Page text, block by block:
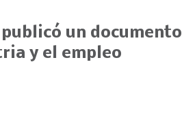
publicó un documento
y el empleo